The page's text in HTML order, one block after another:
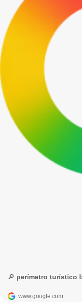
🔎 perímetro turístico
www.google.com